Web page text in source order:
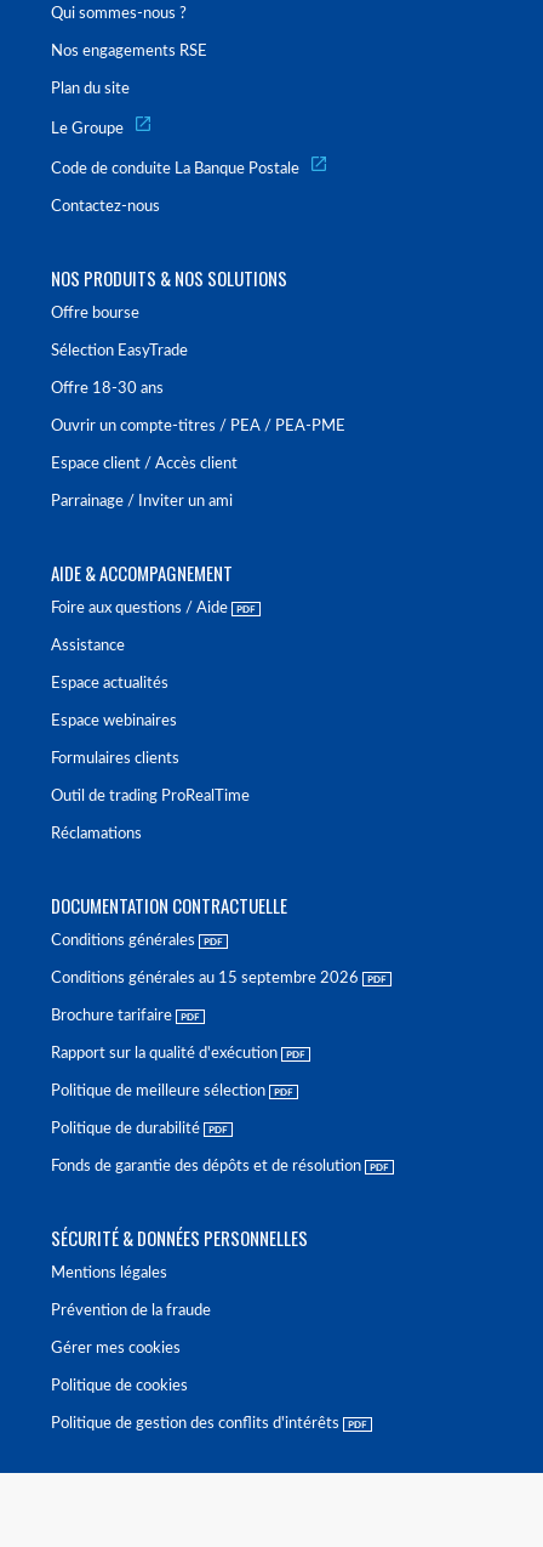
Qui sommes-nous ?
Nos engagements RSE
Plan du site
Le Groupe
Code de conduite La Banque Postale
Contactez-nous
NOS PRODUITS & NOS SOLUTIONS
Offre bourse
Sélection EasyTrade
Offre 18-30 ans
Ouvrir un compte-titres / PEA / PEA-PME
Espace client / Accès client
Parrainage / Inviter un ami
AIDE & ACCOMPAGNEMENT
Foire aux questions / Aide
Assistance
Espace actualités
Espace webinaires
Formulaires clients
Outil de trading ProRealTime
Réclamations
DOCUMENTATION CONTRACTUELLE
Conditions générales
Conditions générales au 15 septembre 2026
Brochure tarifaire
Rapport sur la qualité d'exécution
Politique de meilleure sélection
Politique de durabilité
Fonds de garantie des dépôts et de résolution
SÉCURITÉ & DONNÉES PERSONNELLES
Mentions légales
Prévention de la fraude
Gérer mes cookies
Politique de cookies
Politique de gestion des conflits d'intérêts